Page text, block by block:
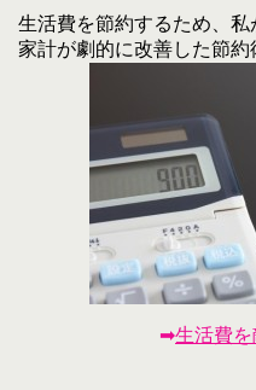
生活費を節約するため、
家計が劇的に改善した節約
➡生活費